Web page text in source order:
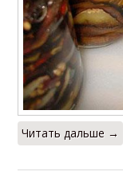
Читать дальше →